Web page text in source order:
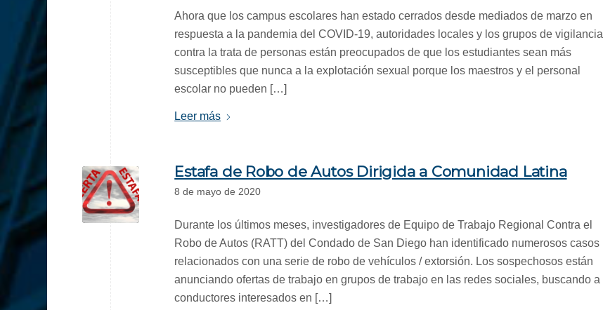
Ahora que los campus escolares han estado cerrados desde mediados de marzo en
respuesta a la pandemia del COVID-19, autoridades locales y los grupos de vigilancia
contra la trata de personas están preocupados de que los estudiantes sean más
susceptibles que nunca a la explotación sexual porque los maestros y el personal
escolar no pueden […]
Leer más
Estafa de Robo de Autos Dirigida a Comunidad Latina
8 de mayo de 2020
Durante los últimos meses, investigadores de Equipo de Trabajo Regional Contra el
Robo de Autos (RATT) del Condado de San Diego han identificado numerosos casos
relacionados con una serie de robo de vehículos / extorsión. Los sospechosos están
anunciando ofertas de trabajo en grupos de trabajo en las redes sociales, buscando a
conductores interesados ​​en […]